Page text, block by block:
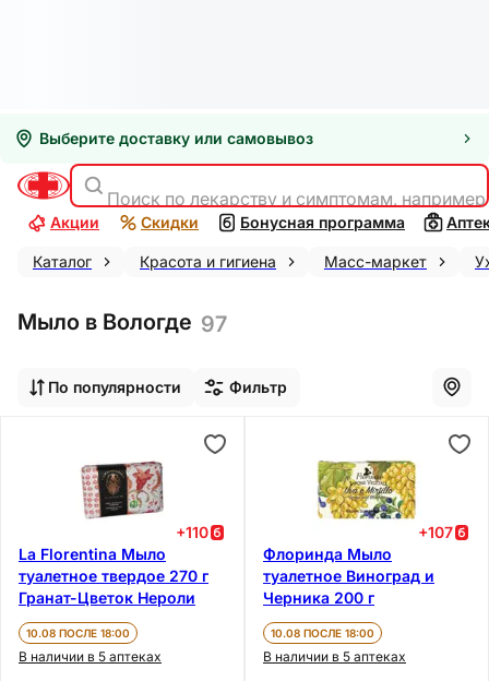
Выберите доставку или самовывоз
Поиск по лекарству и симптомам,
Акции Скидки Бонусная программа
Каталог Красота и гигиена Масс-маркет
Мыло в Вологде 97
По популярности Фильтр
+110
La Florentina Мыло
туалетное твердое 270 г
Гранат-Цветок Нероли
10.08 ПОСЛЕ 18:00
В наличии в 5 аптеках
+107
Флоринда Мыло
туалетное Виноград и
Черника 200 г
10.08 ПОСЛЕ 18:00
В наличии в 5 аптеках